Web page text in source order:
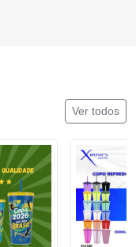
Ver todos